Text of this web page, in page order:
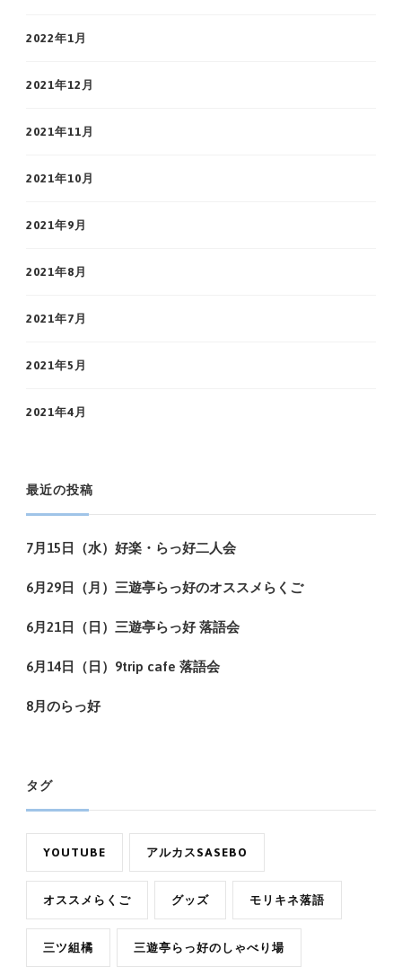
2022年1月
2021年12月
2021年11月
2021年10月
2021年9月
2021年8月
2021年7月
2021年5月
2021年4月
最近の投稿
7月15日（水）好楽・らっ好二人会
6月29日（月）三遊亭らっ好のオススメらくご
6月21日（日）三遊亭らっ好 落語会
6月14日（日）9trip cafe 落語会
8月のらっ好
タグ
YOUTUBE アルカスSASEBO
オススメらくご グッズ モリキネ落語
三ツ組橘 三遊亭らっ好のしゃべり場